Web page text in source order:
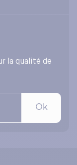
la qualité de
Ok